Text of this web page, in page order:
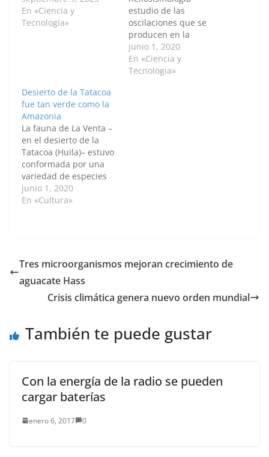
En «Ciencia y
Tecnología»
estudio de las
oscilaciones que se
producen en la
superficie del Sol– se
desarrollaron códigos
sencillos pero útiles
junio 1, 2020
En «Ciencia y
Tecnología»
Desierto de la Tatacoa
fue tan verde como la
Amazonia
La fauna de La Venta –
en el desierto de la
Tatacoa (Huila)– estuvo
conformada por una
variedad de especies
de fauna y flora que
indican que la región
peces, reptiles y
mamíferos, junto con
una gran diversidad de
plantas…
junio 1, 2020
En «Cultura»
Tres microorganismos mejoran crecimiento de
aguacate Hass
Crisis climática genera nuevo orden mundial
También te puede gustar
Con la energía de la radio se pueden
cargar baterías
enero 6, 2017 0